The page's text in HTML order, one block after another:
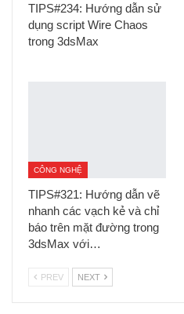
TIPS#234: Hướng dẫn sử
dụng script Wire Chaos
trong 3dsMax
CÔNG NGHỆ
TIPS#321: Hướng dẫn vẽ
nhanh các vạch kẻ và chỉ
báo trên mặt đường trong
3dsMax với…
PREV NEXT